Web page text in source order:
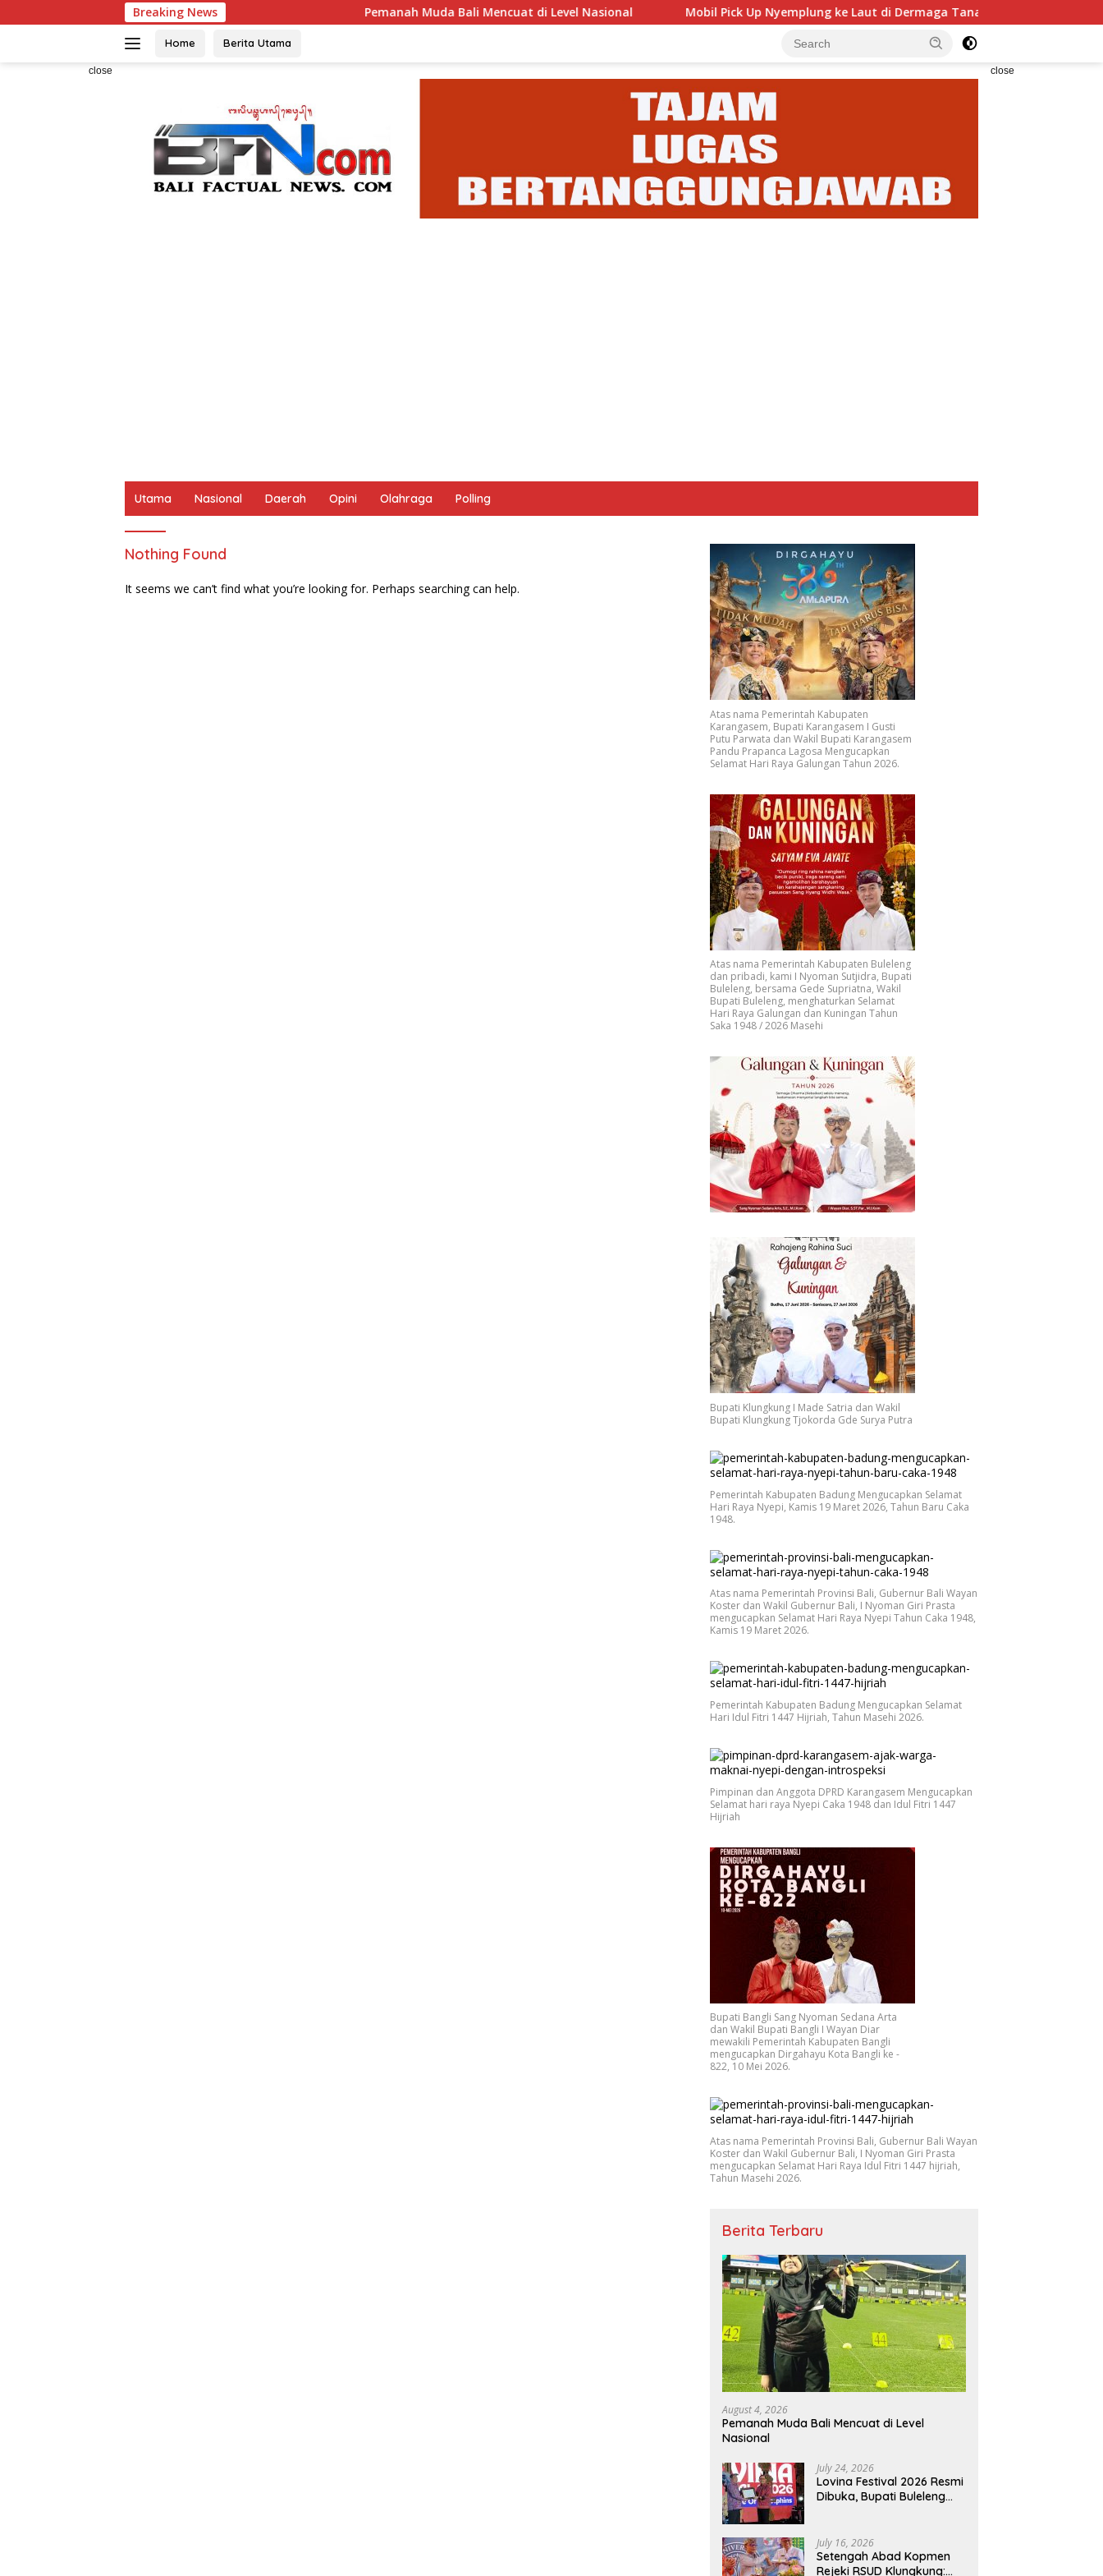
to
Breaking News Pemanah Muda Bali Mencuat di Level Nasional Mobil Pick Up Nyemplung ke Laut di Dermaga Tanah Ampo, Dua Orang Alami Luka
Home Berita Utama
close close
Utama Nasional Daerah Opini Olahraga Polling
Nothing Found
It seems we can’t find what you’re looking for. Perhaps searching can help.
Atas nama Pemerintah Kabupaten
Karangasem, Bupati Karangasem I Gusti
Putu Parwata dan Wakil Bupati Karangasem
Pandu Prapanca Lagosa Mengucapkan
Selamat Hari Raya Galungan Tahun 2026.
Atas nama Pemerintah Kabupaten Buleleng
dan pribadi, kami I Nyoman Sutjidra, Bupati
Buleleng, bersama Gede Supriatna, Wakil
Bupati Buleleng, menghaturkan Selamat
Hari Raya Galungan dan Kuningan Tahun
Saka 1948 / 2026 Masehi
Bupati Klungkung I Made Satria dan Wakil
Bupati Klungkung Tjokorda Gde Surya Putra
Pemerintah Kabupaten Badung Mengucapkan Selamat
Hari Raya Nyepi, Kamis 19 Maret 2026, Tahun Baru Caka
1948.
Atas nama Pemerintah Provinsi Bali, Gubernur Bali Wayan
Koster dan Wakil Gubernur Bali, I Nyoman Giri Prasta
mengucapkan Selamat Hari Raya Nyepi Tahun Caka 1948,
Kamis 19 Maret 2026.
Pemerintah Kabupaten Badung Mengucapkan Selamat
Hari Idul Fitri 1447 Hijriah, Tahun Masehi 2026.
Pimpinan dan Anggota DPRD Karangasem Mengucapkan
Selamat hari raya Nyepi Caka 1948 dan Idul Fitri 1447
Hijriah
Bupati Bangli Sang Nyoman Sedana Arta
dan Wakil Bupati Bangli I Wayan Diar
mewakili Pemerintah Kabupaten Bangli
mengucapkan Dirgahayu Kota Bangli ke -
822, 10 Mei 2026.
Atas nama Pemerintah Provinsi Bali, Gubernur Bali Wayan
Koster dan Wakil Gubernur Bali, I Nyoman Giri Prasta
mengucapkan Selamat Hari Raya Idul Fitri 1447 hijriah,
Tahun Masehi 2026.
Berita Terbaru
August 4, 2026
Pemanah Muda Bali Mencuat di Level
Nasional
July 24, 2026
Lovina Festival 2026 Resmi
Dibuka, Bupati Buleleng
July 16, 2026
Setengah Abad Kopmen
Rejeki RSUD Klungkung: